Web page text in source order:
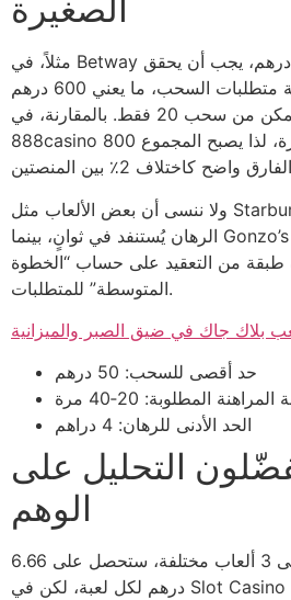
الصغيرة
مثلاً، في Betway إذا استُخدم بونص 20 درهم، يجب أن يحقق
اللاعب رهان 30 مرة لتلبية متطلبات السحب، ما يعني 600 درهم
من الرهان الفعلي لتتمكن من سحب 20 فقط. بالمقارنة، في
888casino يرفعون الحد إلى 40 مرة، لذا يصبح المجموع 800
ولا ننسى أن بعض الألعاب مثل Starburst تدور بسرعة تجعل
الرهان يُستنفد في ثوانٍ، بينما Gonzo’s Quest يتقلب بتقلبات
طبقة من التعقيد على حساب “الخطوة
المتوسطة” للمتطلبات.
بلاك جاك في ضيق الصبر والميزانية
حد أقصى للسحب: 50 درهم
المطلوبة: 20‑40 مرة
الحد الأدنى للرهان: 4 دراهم
التحليل على
الوهم
إذا قسّمت 20 درهم على 3 ألعاب مختلفة، ستحصل على 6.66
درهم لكل لعبة، لكن في Slot Casino قد يكون الحد الأدنى